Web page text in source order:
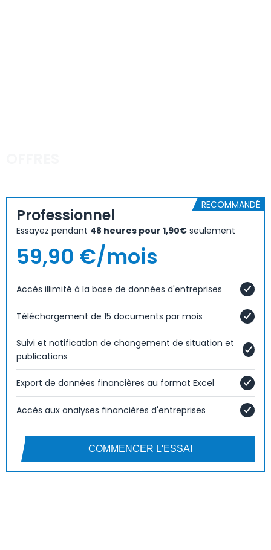
RECOMMANDÉ
Professionnel
Essayez pendant 48 heures pour 1,90€ seulement
59,90 €/mois
Accès illimité à la base de données d'entreprises
Téléchargement de 15 documents par mois
Suivi et notification de changement de situation et
publications
Export de données financières au format Excel
Accès aux analyses financières d'entreprises
COMMENCER L'ESSAI